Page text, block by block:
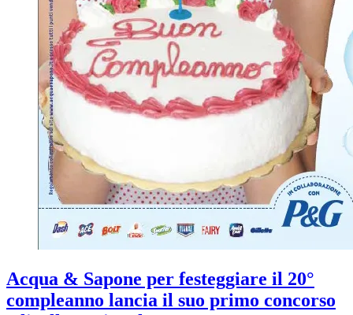
Acqua & Sapone per festeggiare il 20°
compleanno lancia il suo primo concorso